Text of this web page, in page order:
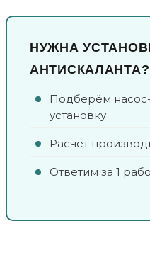
НУЖНА
АНТИСКАЛАНТА?
Подберём
установку
Расчёт
Ответим за 1